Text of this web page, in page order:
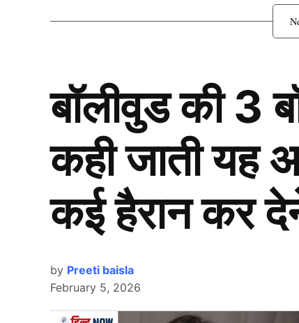
कई दिग्गजों ने किया संन्यास
बॉलीवुड की 3
कही जाती यह
कई हैरान कर
by Preeti baisla
February 5, 2026